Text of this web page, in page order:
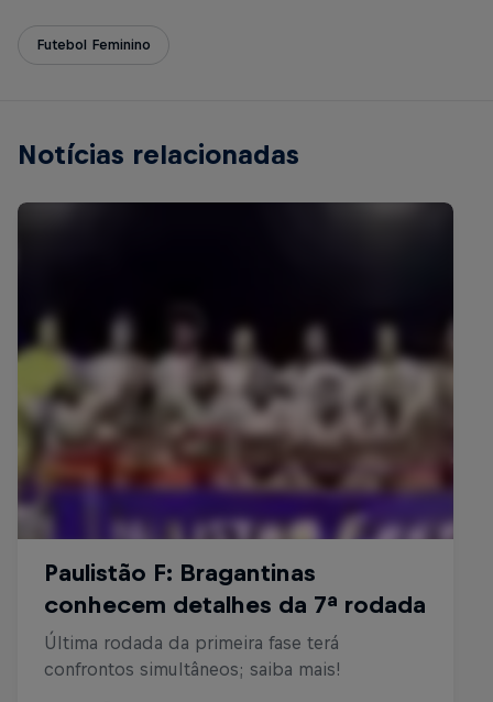
Futebol Feminino
Notícias relacionadas